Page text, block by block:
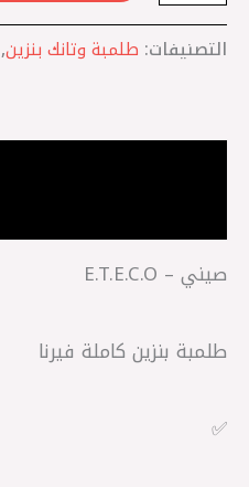
التصنيفات: طلمبة وتانك بنزين,
صيني – E.T.E.C.O
طلمبة بنزين كاملة فيرنا
✅